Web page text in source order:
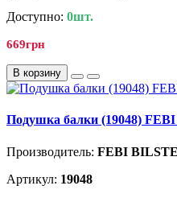
Доступно: 0шт.
669грн
В корзину
Подушка балки (19048)
Производитель: FEBI
Артикул: 19048